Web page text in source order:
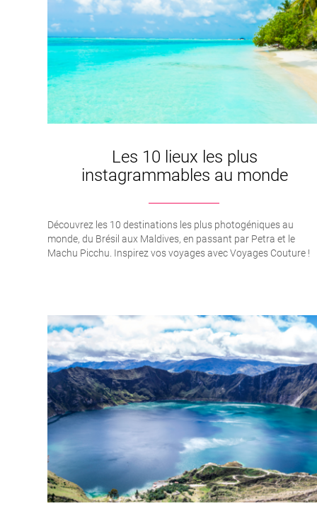
Les 10 lieux les plus
instagrammables au monde
Découvrez les 10 destinations les plus photogéniques au
monde, du Brésil aux Maldives, en passant par Petra et le
Machu Picchu. Inspirez vos voyages avec Voyages Couture !